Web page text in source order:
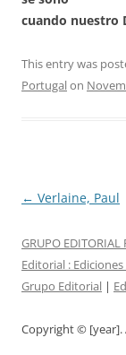
cuando nuestro
This entry was
Portugalon
Post
← Verlaine, Paul
GRUPO EDITORIAL
Editorial :
Grupo Editorial |
Copyright © [year].